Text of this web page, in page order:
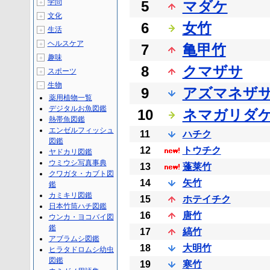
5
マダケ
6
女竹
7
亀甲竹
8
クマザサ
9
アズマネザ
10
ネマガリダ
11
ハチク
12
トウチク
13
蓬莱竹
14
矢竹
15
ホテイチク
16
唐竹
17
縞竹
18
大明竹
19
寒竹
＋ 学問
＋ 文化
＋ 生活
＋ ヘルスケア
＋ 趣味
＋ スポーツ
－
生物
薬用植物一覧
デジタルお魚図鑑
熱帯魚図鑑
エンゼルフィッシュ
図鑑
ヤドカリ図鑑
ウミウシ写真事典
クワガタ・カブト図
鑑
カミキリ図鑑
日本竹筒ハチ図鑑
ウンカ・ヨコバイ図
鑑
アブラムシ図鑑
ヒラタドロムシ幼虫
図鑑